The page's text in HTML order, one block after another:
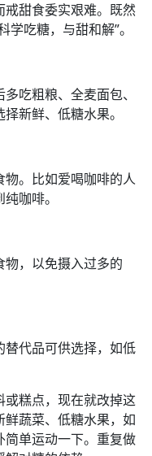
甜食委实艰难。既然
吃糖，与甜和解”。
吃粗粮、全麦面包、
新鲜、低糖水果。
。比如爱喝咖啡的人
咖啡。
，以免摄入过多的
代品可供选择，如低
或糕点，现在就改掉这
蔬菜、低糖水果，如
单运动一下。重复做